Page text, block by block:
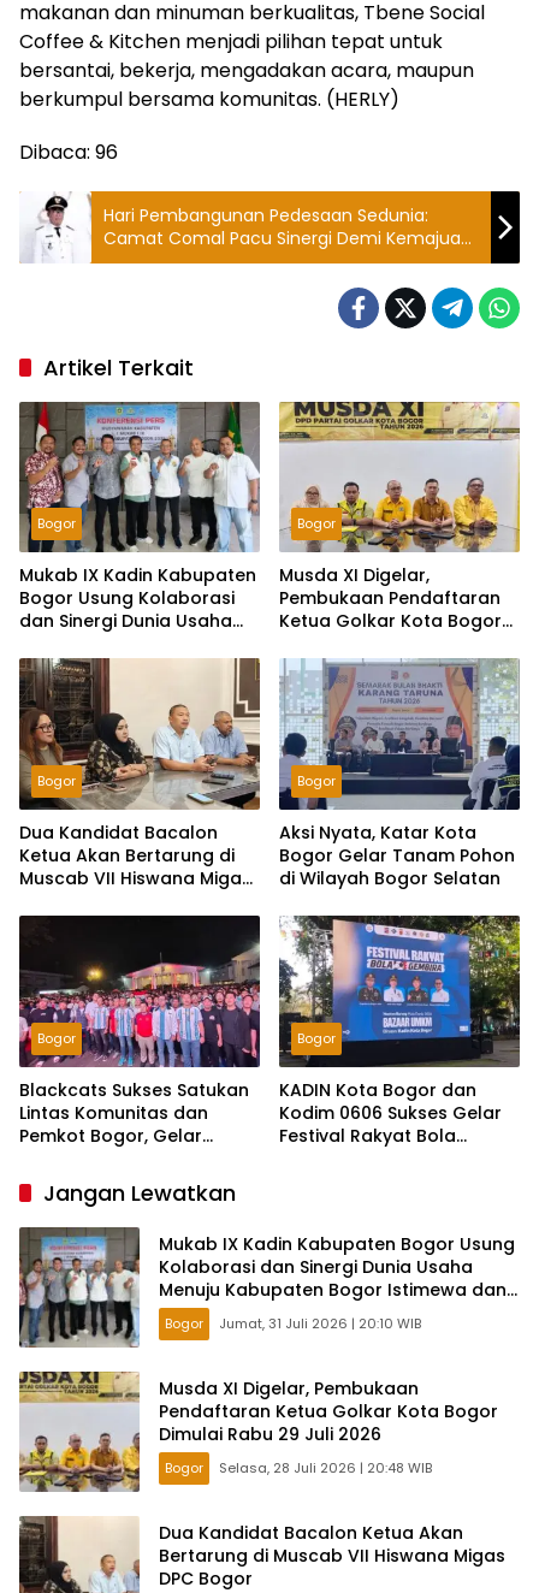
makanan dan minuman berkualitas, Tbene Social
Coffee & Kitchen menjadi pilihan tepat untuk
bersantai, bekerja, mengadakan acara, maupun
berkumpul bersama komunitas. (HERLY)
Dibaca: 96
Hari Pembangunan Pedesaan Sedunia:
Camat Comal Pacu Sinergi Demi Kemajuan
Desa
Artikel Terkait
Bogor
Mukab IX Kadin Kabupaten
Bogor Usung Kolaborasi
dan Sinergi Dunia Usaha
Istimewa dan
Berkelanjutan
Bogor
Musda XI Digelar,
Pembukaan Pendaftaran
Ketua Golkar Kota Bogor
Bogor
Dua Kandidat Bacalon
Ketua Akan Bertarung di
Muscab VII Hiswana Migas
Bogor
Aksi Nyata, Katar Kota
Bogor Gelar Tanam Pohon
di Wilayah Bogor Selatan
Bogor
Blackcats Sukses Satukan
Lintas Komunitas dan
Pemkot Bogor, Gelar
Ribuan Orang
Bogor
KADIN Kota Bogor dan
Kodim 0606 Sukses Gelar
Festival Rakyat Bola
Jangan Lewatkan
Mukab IX Kadin Kabupaten Bogor Usung
Kolaborasi dan Sinergi Dunia Usaha
Menuju Kabupaten Bogor Istimewa dan
Berkelanjutan
Bogor Jumat, 31 Juli 2026 | 20:10 WIB
Musda XI Digelar, Pembukaan
Pendaftaran Ketua Golkar Kota Bogor
Dimulai Rabu 29 Juli 2026
Bogor Selasa, 28 Juli 2026 | 20:48 WIB
Dua Kandidat Bacalon Ketua Akan
Bertarung di Muscab VII Hiswana Migas
DPC Bogor